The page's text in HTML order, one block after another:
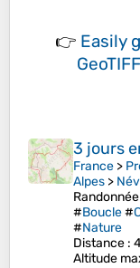
👉 Easily
3 jours
France >
Alpes >
#Boucle#
#Nature
Distance :
Altitude